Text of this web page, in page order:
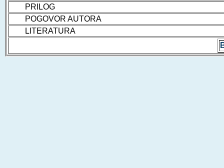
PRILOG
POGOVOR AUTORA
LITERATURA